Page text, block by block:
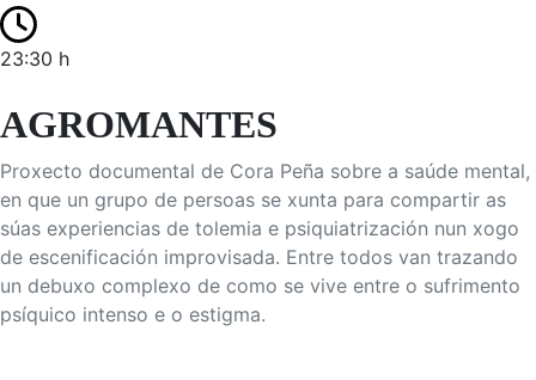
23:30 h
AGROMANTES
Proxecto documental de Cora Peña sobre a saúde mental,
en que un grupo de persoas se xunta para compartir as
súas experiencias de tolemia e psiquiatrización nun xogo
de escenificación improvisada. Entre todos van trazando
un debuxo complexo de como se vive entre o sufrimento
psíquico intenso e o estigma.